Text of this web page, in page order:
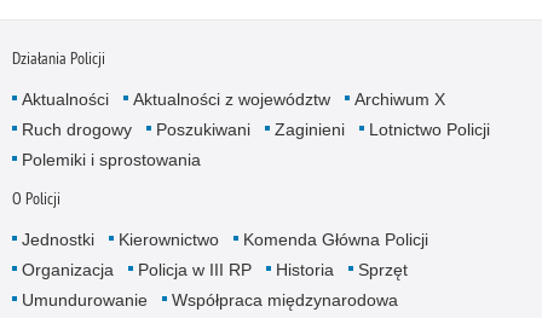
Działania Policji
Aktualności Aktualności z województw
Archiwum X
Ruch drogowy
Poszukiwani Zaginieni
Lotnictwo Policji
Polemiki i sprostowania
O Policji
Jednostki Kierownictwo
Komenda Główna Policji
Organizacja
Policja w III RP Historia
Sprzęt
Umundurowanie
Współpraca międzynarodowa